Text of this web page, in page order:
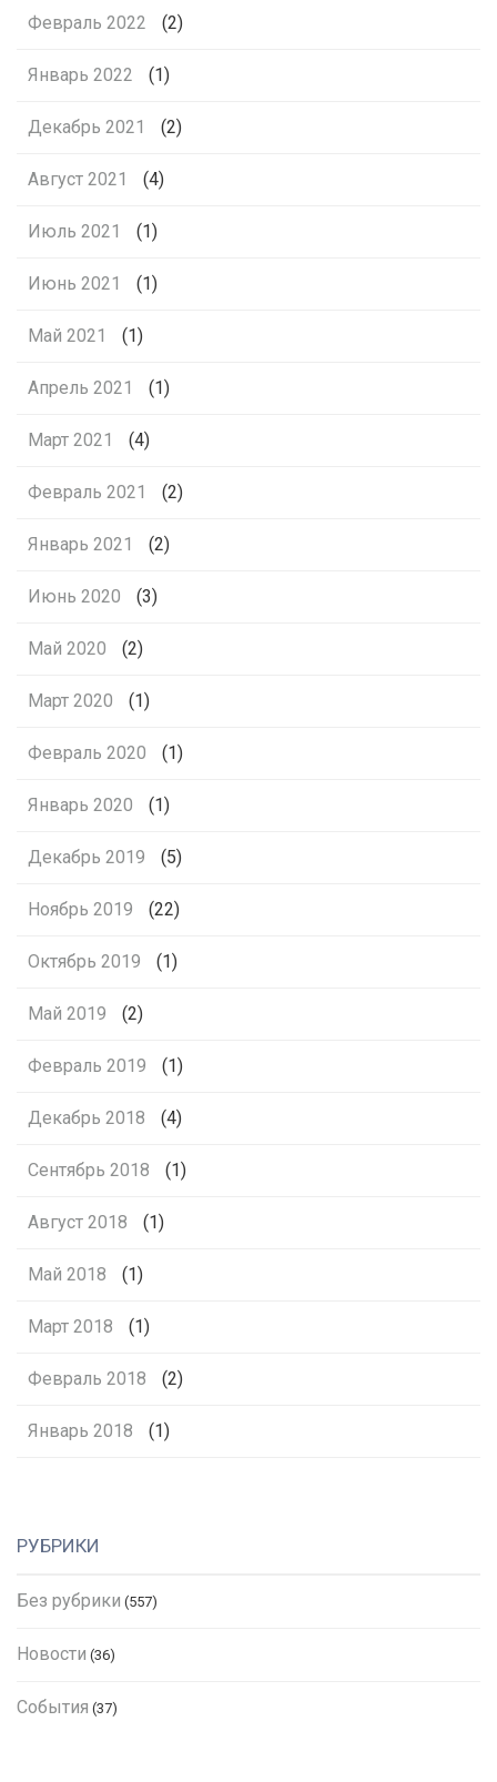
Февраль 2022 (2)
Январь 2022 (1)
Декабрь 2021 (2)
Август 2021 (4)
Июль 2021 (1)
Июнь 2021 (1)
Май 2021 (1)
Апрель 2021 (1)
Март 2021 (4)
Февраль 2021 (2)
Январь 2021 (2)
Июнь 2020 (3)
Май 2020 (2)
Март 2020 (1)
Февраль 2020 (1)
Январь 2020 (1)
Декабрь 2019 (5)
Ноябрь 2019 (22)
Октябрь 2019 (1)
Май 2019 (2)
Февраль 2019 (1)
Декабрь 2018 (4)
Сентябрь 2018 (1)
Август 2018 (1)
Май 2018 (1)
Март 2018 (1)
Февраль 2018 (2)
Январь 2018 (1)
РУБРИКИ
Без рубрики (557)
Новости (36)
События (37)